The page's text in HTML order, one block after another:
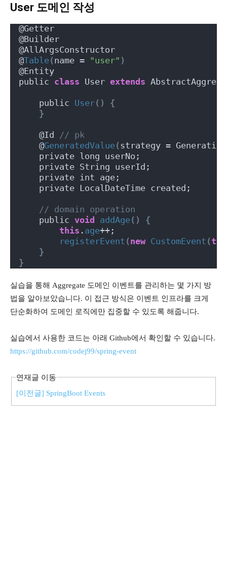
User 도메인 작성
@Getter
@Builder
@AllArgsConstructor
@Table(name = "user" )
@Entity
public class User extends
    public
User()
{
}
    @Id
// pk
    @
GeneratedValue(strategy =
    private long userNo;
    private String userId;
    private int age;
    private LocalDateTime created;
// domain operation
    public
void addAge()
{
this . age++;
registerEvent (new CustomEvent (
}
}
실습을 통해 Aggregate 도메인 이벤트를 관리하는 몇 가지 방
법을 알아보았습니다. 이 접근 방식은 이벤트 인프라를 크게
단순화하여 도메인 로직에만 집중할 수 있도록 해줍니다.
실습에서 사용한 코드는 아래 Github에서 확인할 수 있습니다.
https://github.com/codej99/spring-event
연재글 이동
[이전글] SpringBoot Events